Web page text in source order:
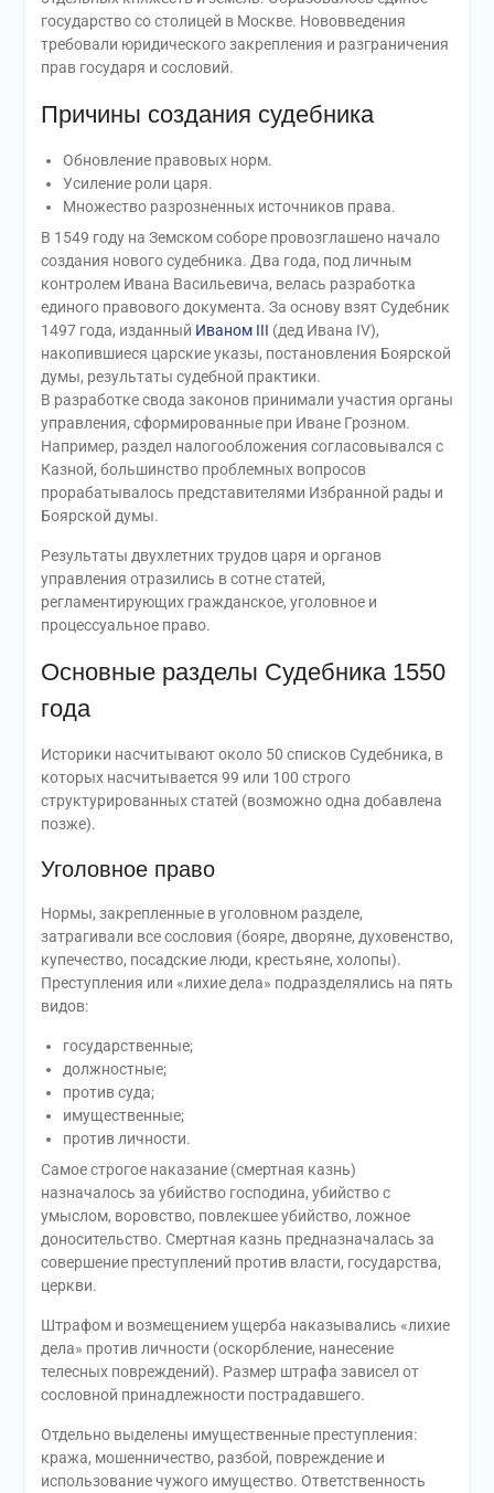
государство со столицей в Москве. Нововведения
требовали юридического закрепления и разграничения
прав государя и сословий.
Причины создания судебника
Обновление правовых норм.
Усиление роли царя.
Множество разрозненных источников права.
В 1549 году на Земском соборе провозглашено начало
создания нового судебника. Два года, под личным
контролем Ивана Васильевича, велась разработка
единого правового документа. За основу взят Судебник
1497 года, изданный Иваном III (дед Ивана IV),
накопившиеся царские указы, постановления Боярской
думы, результаты судебной практики.
В разработке свода законов принимали участия органы
управления, сформированные при Иване Грозном.
Например, раздел налогообложения согласовывался с
Казной, большинство проблемных вопросов
прорабатывалось представителями Избранной рады и
Боярской думы.
Результаты двухлетних трудов царя и органов
управления отразились в сотне статей,
регламентирующих гражданское, уголовное и
процессуальное право.
Основные разделы Судебника 1550
года
Историки насчитывают около 50 списков Судебника, в
которых насчитывается 99 или 100 строго
структурированных статей (возможно одна добавлена
позже).
Уголовное право
Нормы, закрепленные в уголовном разделе,
затрагивали все сословия (бояре, дворяне, духовенство,
купечество, посадские люди, крестьяне, холопы).
Преступления или «лихие дела» подразделялись на пять
видов:
государственные;
должностные;
против суда;
имущественные;
против личности.
Самое строгое наказание (смертная казнь)
назначалось за убийство господина, убийство с
умыслом, воровство, повлекшее убийство, ложное
доносительство. Смертная казнь предназначалась за
совершение преступлений против власти, государства,
церкви.
Штрафом и возмещением ущерба наказывались «лихие
дела» против личности (оскорбление, нанесение
телесных повреждений). Размер штрафа зависел от
сословной принадлежности пострадавшего.
Отдельно выделены имущественные преступления:
кража, мошенничество, разбой, повреждение и
использование чужого имущество. Ответственность